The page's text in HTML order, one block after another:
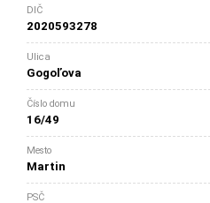
DIČ
2020593278
Ulica
Gogoľova
Číslo domu
16/49
Mesto
Martin
PSČ